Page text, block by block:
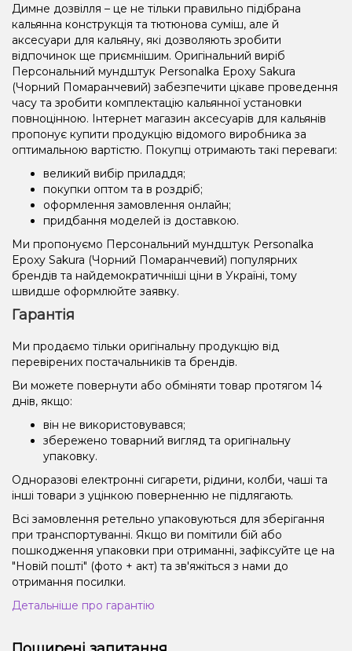
Димне дозвілля – це не тільки правильно підібрана
кальянна конструкція та тютюнова суміш, але й
аксесуари для кальяну, які дозволяють зробити
відпочинок ще приємнішим. Оригінальний виріб
Персональний мундштук Personalka Epoxy Sakura
(Чорний Помаранчевий) забезпечити цікаве проведення
часу та зробити комплектацію кальянної установки
повноцінною. Інтернет магазин аксесуарів для кальянів
пропонує купити продукцію відомого виробника за
оптимальною вартістю. Покупці отримають такі переваги:
великий вибір приладдя;
покупки оптом та в роздріб;
оформлення замовлення онлайн;
придбання моделей із доставкою.
Ми пропонуємо Персональний мундштук Personalka
Epoxy Sakura (Чорний Помаранчевий) популярних
брендів та найдемократичніші ціни в Україні, тому
швидше оформлюйте заявку.
Гарантія
Ми продаємо тільки оригінальну продукцію від
перевірених постачальників та брендів.
Ви можете повернути або обміняти товар протягом 14
днів, якщо:
він не використовувався;
збережено товарний вигляд та оригінальну
упаковку.
Одноразові електронні сигарети, рідини, колби, чаші та
інші товари з уцінкою поверненню не підлягають.
Всі замовлення ретельно упаковуються для зберігання
при транспортуванні. Якщо ви помітили бій або
пошкодження упаковки при отриманні, зафіксуйте це на
"Новій пошті" (фото + акт) та зв'яжіться з нами до
отримання посилки.
Детальніше про гарантію